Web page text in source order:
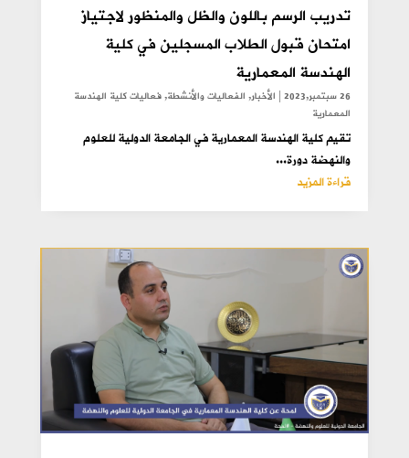
تدريب الرسم باللون والظل والمنظور لاجتياز
امتحان قبول الطلاب المسجلين في كلية
الهندسة المعمارية
26 سبتمبر,2023 | الأخبار,الفعاليات والأنشطة,فعاليات كلية الهندسة
المعمارية
تقيم كلية الهندسة المعمارية في الجامعة الدولية للعلوم
والنهضة دورة...
قراءة المزيد